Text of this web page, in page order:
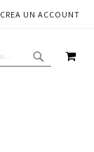
CREA UN ACCOUNT